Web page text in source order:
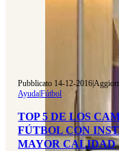
Pubblicato 14-12-2016|
Ayuda|Fútbol
TOP 5 DE LOS
FÚTBOL CON
MAYOR CALIDAD